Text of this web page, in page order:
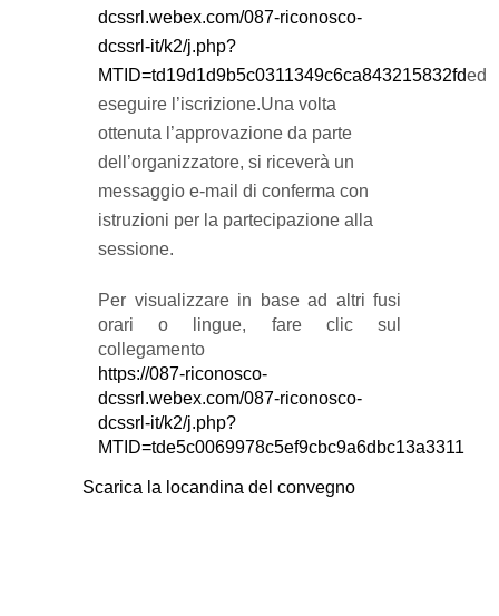
dcssrl.webex.com/087-riconosco-
dcssrl-it/k2/j.php?
MTID=td19d1d9b5c0311349c6ca843215832fded
eseguire l’iscrizione.Una volta
ottenuta l’approvazione da parte
dell’organizzatore, si riceverà un
messaggio e-mail di conferma con
istruzioni per la partecipazione alla
sessione.
Per visualizzare in base ad altri fusi
orari o lingue, fare clic sul
collegamento
https://087-riconosco-
dcssrl.webex.com/087-riconosco-
dcssrl-it/k2/j.php?
MTID=tde5c0069978c5ef9cbc9a6dbc13a3311
Scarica la locandina del convegno